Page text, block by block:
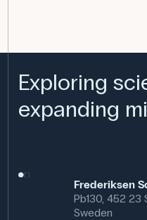
Exploring
expanding
Frederiksen
Pb130, 452 23
Sweden